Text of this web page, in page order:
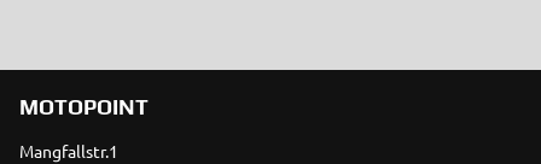
MOTOPOINT
Mangfallstr.1